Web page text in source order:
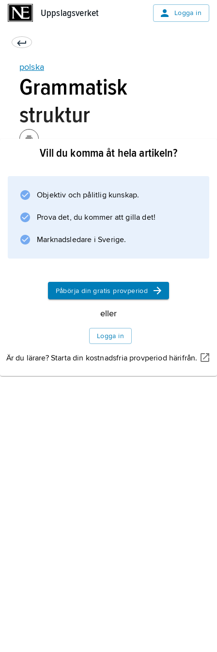
Uppslagsverket Logga in
polska
Grammatisk
struktur
förhållanden. Nominalböjningen uppvisar sju
kasus, tre genus och två numerus. Inom
verbsystemet skiljer man morfologiskt på två
indelas dessutom efter sin aspekt i perfektiva
Vill du komma åt hela artikeln?
Objektiv och pålitlig kunskap.
Prova det, du kommer att gilla det!
Marknadsledare i Sverige.
Påbörja din gratis provperiod
eller
Logga in
Är du lärare? Starta din kostnadsfria provperiod härifrån.